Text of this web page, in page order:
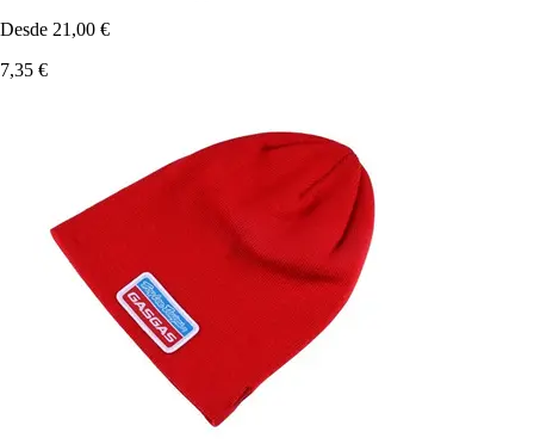
Desde 21,00 €
7,35 €